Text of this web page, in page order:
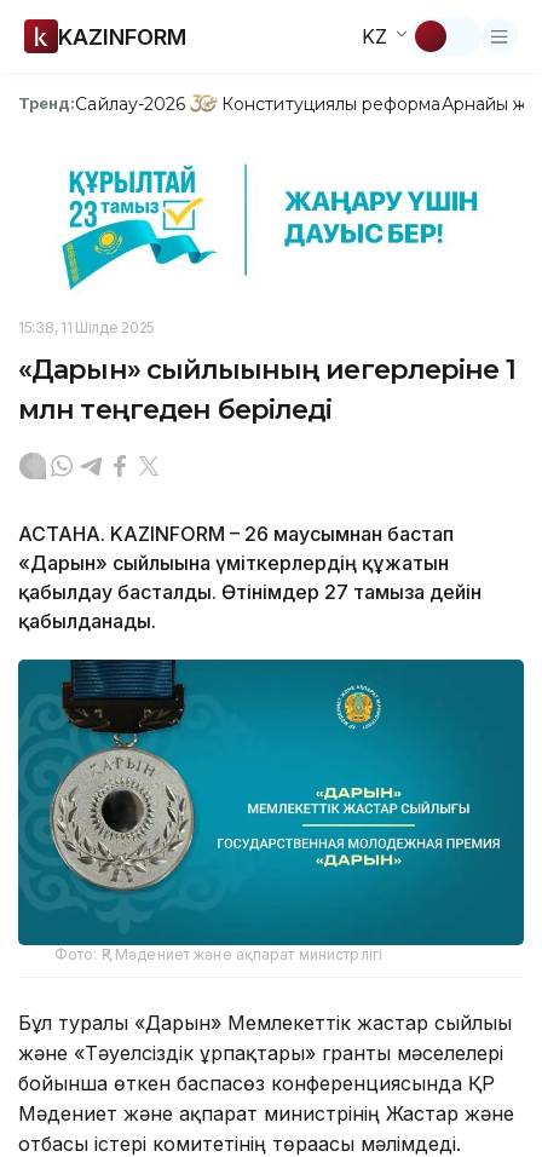
KAZINFORM KZ
Тренд:Сайлау-2026 Конституциялық реформаАрнайы
15:38, 11 Шілде 2025
«Дарын» сыйлығының иегерлеріне 1
млн теңгеден беріледі
АСТАНА. KAZINFORM – 26 маусымнан бастап
«Дарын» сыйлығына үміткерлердің құжатын
қабылдау басталды. Өтінімдер 27 тамызға дейін
қабылданады.
Фото: ҚР Мәдениет және ақпарат министрлігі
Бұл туралы «Дарын» Мемлекеттік жастар сыйлығы
және «Тәуелсіздік ұрпақтары» гранты мәселелері
бойынша өткен баспасөз конференциясында ҚР
Мәдениет және ақпарат министрінің Жастар және
отбасы істері комитетінің төрағасы мәлімдеді.